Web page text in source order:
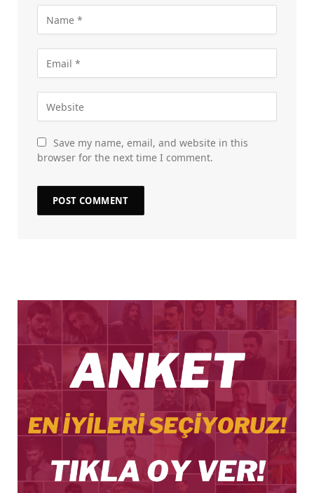
Save my name, email, and website in this
browser for the next time I comment.